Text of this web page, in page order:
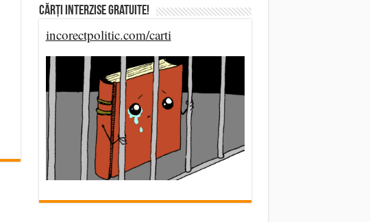
Cărți Interzise Gratuite!
incorectpolitic.com/carti